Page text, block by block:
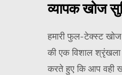
व्यापक खोज
हमारी फुल-टेक्स्ट खोज
की एक विशाल
करते हुए कि आप वही